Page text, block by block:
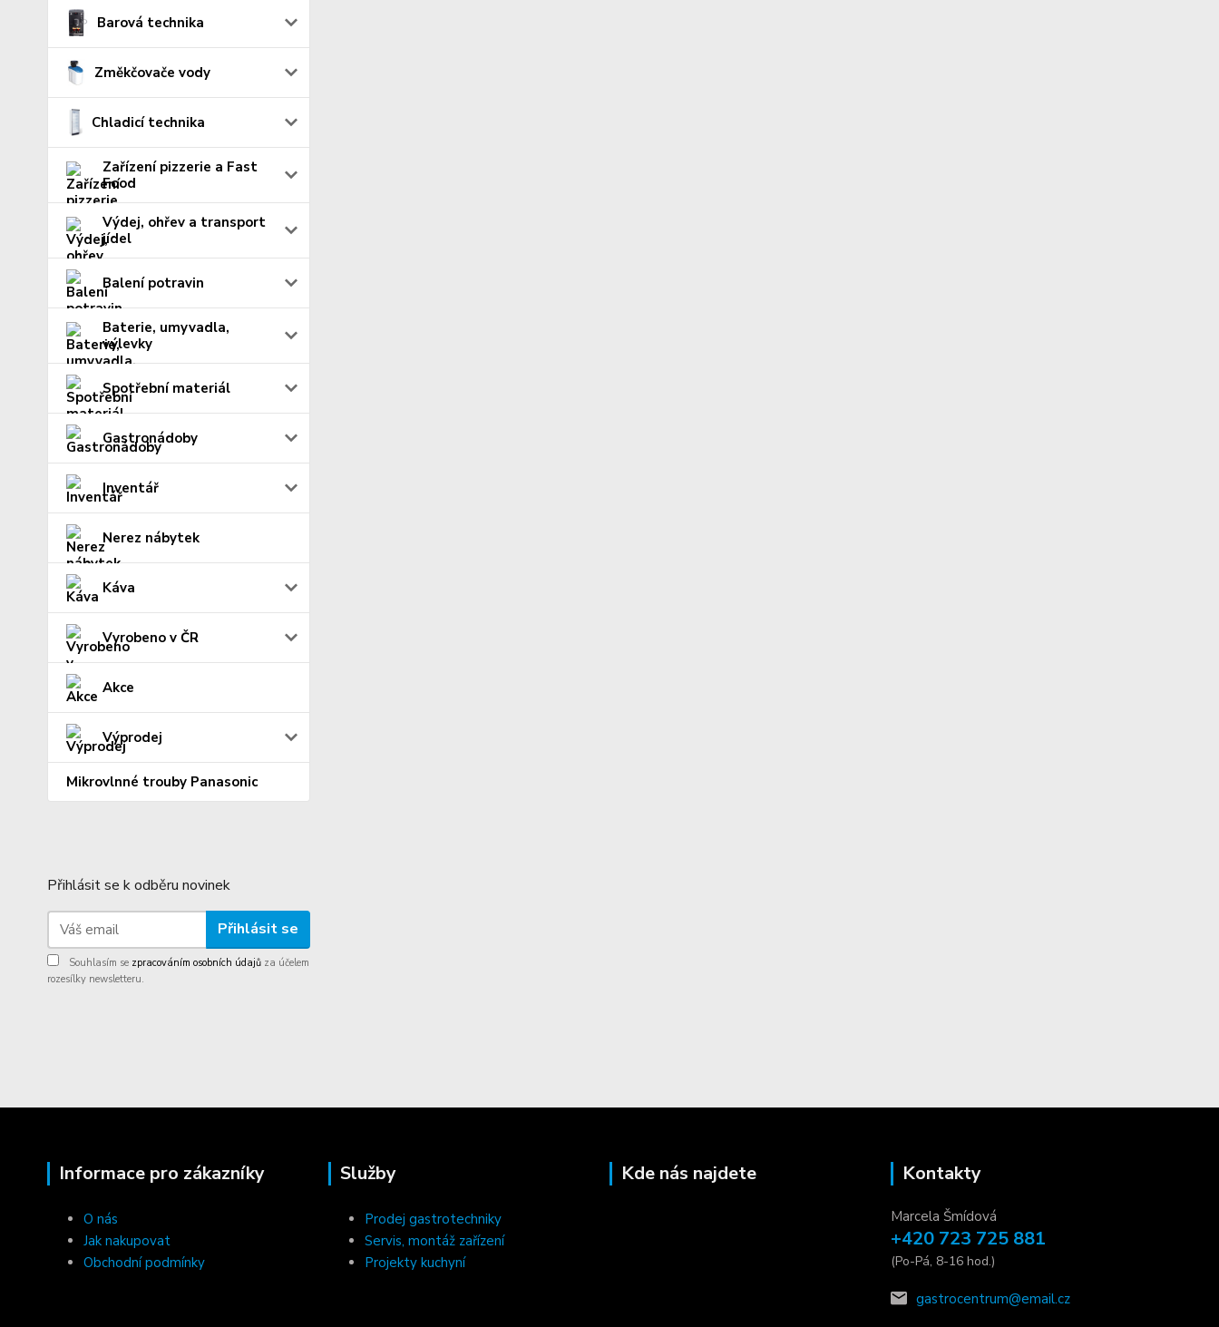
Barová technika
Změkčovače vody
Chladicí technika
Zařízení pizzerie a Fast
Food
Výdej, ohřev a transport
jídel
Balení potravin
Baterie, umyvadla,
výlevky
Spotřební materiál
Gastronádoby
Inventář
Nerez nábytek
Káva
Vyrobeno v ČR
Akce
Výprodej
Mikrovlnné trouby Panasonic
Přihlásit se k odběru novinek
Přihlásit se
Souhlasím se zpracováním osobních údajů za účelem
rozesílky newsletteru.
Informace pro zákazníky
O nás
Jak nakupovat
Obchodní podmínky
Služby
Prodej gastrotechniky
Servis, montáž zařízení
Projekty kuchyní
Kde nás najdete Kontakty
Marcela Šmídová
+420 723 725 881
(Po-Pá, 8-16 hod.)
gastrocentrum@email.cz